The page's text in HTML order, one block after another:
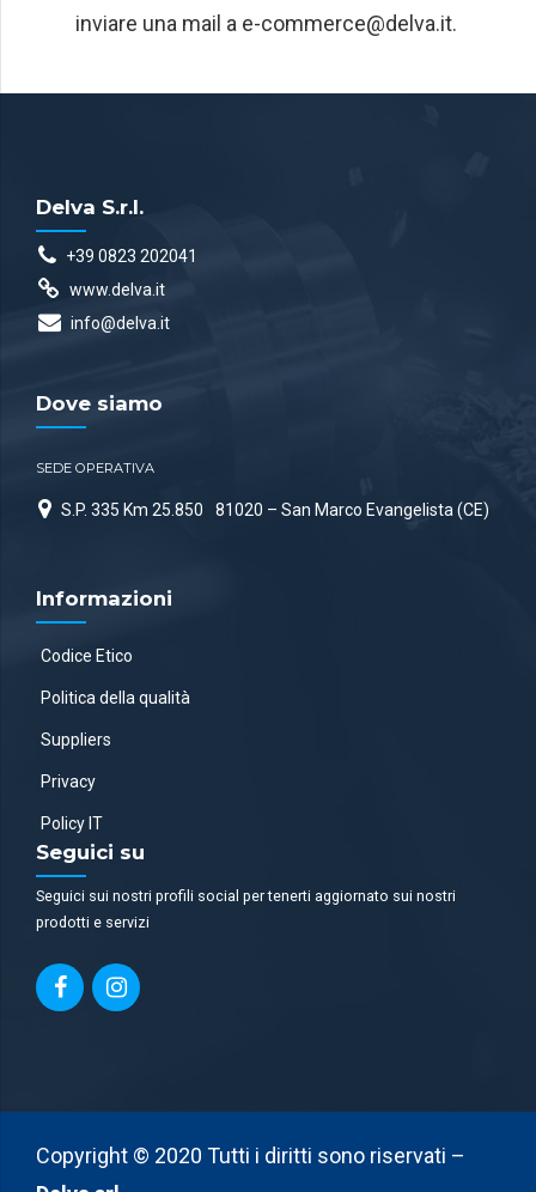
inviare una mail a e-commerce@delva.it.
Delva S.r.l.
+39 0823 202041
www.delva.it
info@delva.it
Dove siamo
SEDE OPERATIVA
S.P. 335 Km 25.850 81020 – San Marco Evangelista (CE)
Informazioni
Codice Etico
Politica della qualità
Suppliers
Privacy
Policy IT
Seguici su
Seguici sui nostri profili social per tenerti aggiornato sui nostri
prodotti e servizi
Copyright © 2020 Tutti i diritti sono riservati –